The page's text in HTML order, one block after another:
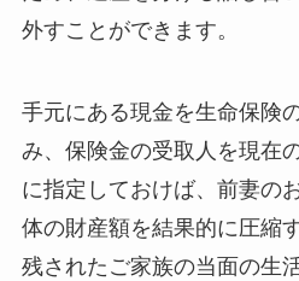
外すことができます。
手元にある現金を生命保険
み、保険金の受取人を現在
に指定しておけば、前妻の
体の財産額を結果的に圧縮
残されたご家族の当面の生